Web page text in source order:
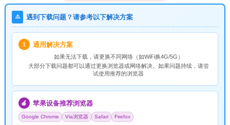
⚠️ 遇到下载问题？请参考以下解决方案
1 通用解决方案
如果无法下载，请更换不同网络（如WiFi换4G/5G）
大部分下载问题都可以通过更换浏览器或网络解决。如果问题持续，请尝
试使用推荐的浏览器
🍎 苹果设备推荐浏览器
Google Chrome Via浏览器 Safari Firefox